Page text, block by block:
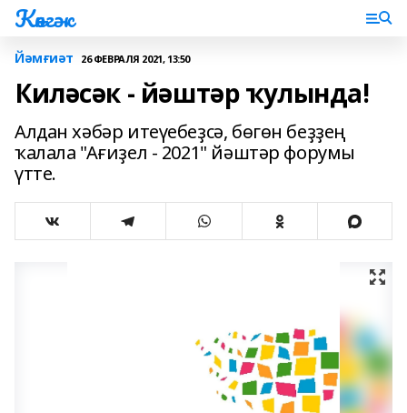
Көнгәк
Йәмғиәт 26 ФЕВРАЛЯ 2021, 13:50
Киләсәк - йәштәр ҡулында!
Алдан хәбәр итеүебеҙсә, бөгөн беҙҙең
ҡалала "Ағиҙел - 2021" йәштәр форумы
үтте.